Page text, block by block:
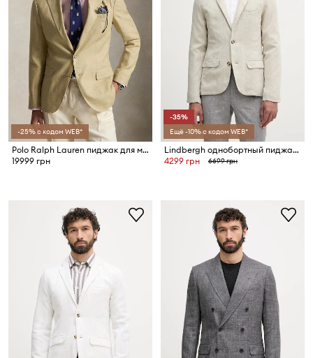
-25% с кодом WEB*
Polo Ralph Lauren пиджак для мужчин со льном
19999 грн
-35%
Ещё -10% с кодом WEB*
Lindbergh однобортный пиджак мужской со льном
4299 грн
6699 грн